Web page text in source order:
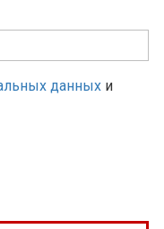
данных и